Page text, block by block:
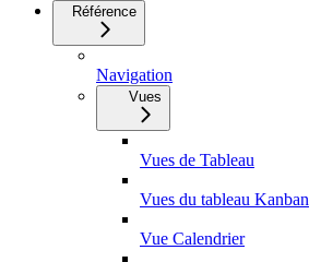
Référence
Navigation
Vues
Vues de Tableau
Vues du tableau Kanban
Vue Calendrier